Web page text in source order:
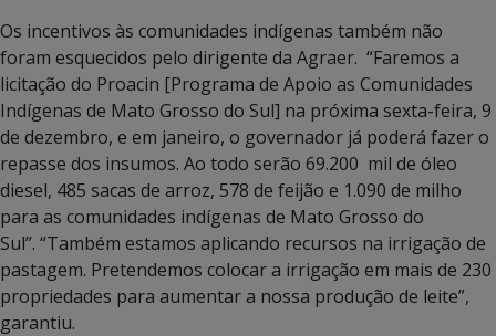
Os incentivos às comunidades indígenas também não
foram esquecidos pelo dirigente da Agraer. “Faremos a
licitação do Proacin [Programa de Apoio as Comunidades
Indígenas de Mato Grosso do Sul] na próxima sexta-feira, 9
de dezembro, e em janeiro, o governador já poderá fazer o
repasse dos insumos. Ao todo serão 69.200 mil de óleo
diesel, 485 sacas de arroz, 578 de feijão e 1.090 de milho
para as comunidades indígenas de Mato Grosso do
Sul”. “Também estamos aplicando recursos na irrigação de
pastagem. Pretendemos colocar a irrigação em mais de 230
propriedades para aumentar a nossa produção de leite”,
garantiu.